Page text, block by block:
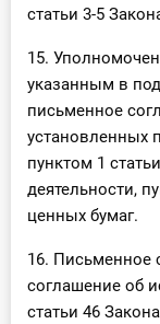
статьи 3-5
15.
указанным в
письменное
установленных
пунктом 1
деятельности,
ценных бумаг.
16. Письменное
соглашение об
статьи 46